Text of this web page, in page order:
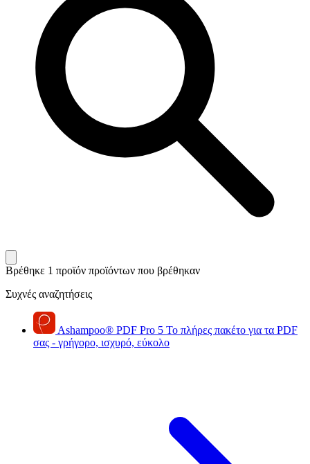
Βρέθηκε 1 προϊόν προϊόντων που βρέθηκαν
Συχνές αναζητήσεις
Ashampoo® PDF Pro 5 Το πλήρες πακέτο για τα PDF
σας - γρήγορο, ισχυρό, εύκολο